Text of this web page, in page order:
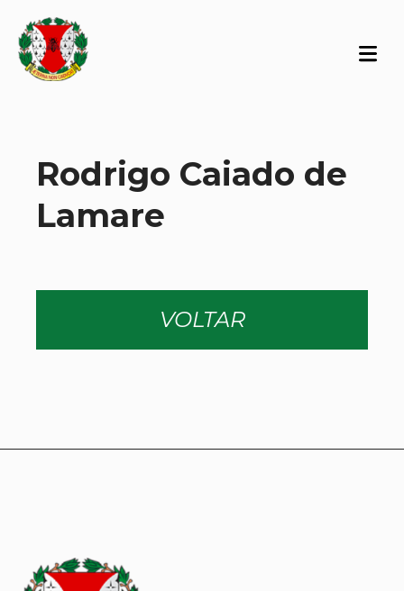
Rodrigo Caiado de
Lamare
VOLTAR